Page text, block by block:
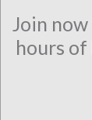
Join
hours of